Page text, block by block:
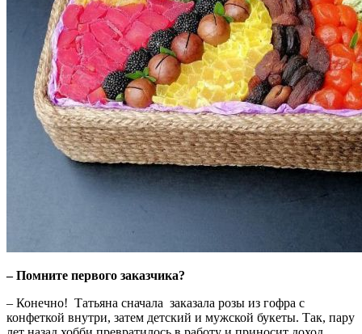
– Помните первого заказчика?
– Конечно! Татьяна сначала заказала розы из гофра с
конфеткой внутри, затем детский и мужской букеты. Так, пару